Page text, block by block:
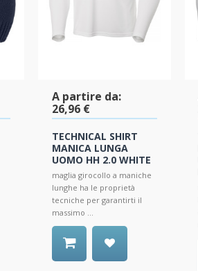
A partire da:
26,96 €
TECHNICAL SHIRT
MANICA LUNGA
UOMO HH 2.0 WHITE
maglia girocollo a maniche
lunghe ha le proprietà
tecniche per garantirti il
massimo ...